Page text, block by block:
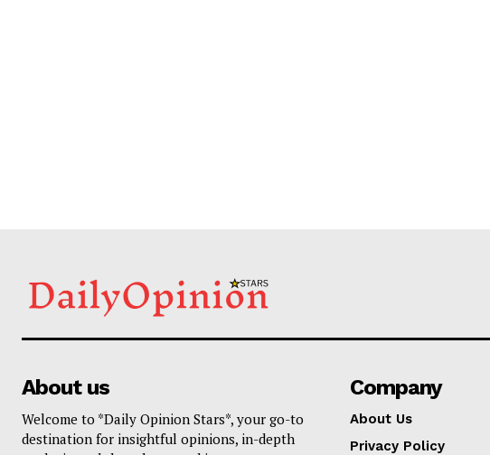
About us
Welcome to *Daily Opinion Stars*, your go-to
destination for insightful opinions, in-depth
Company
About Us
Privacy Policy